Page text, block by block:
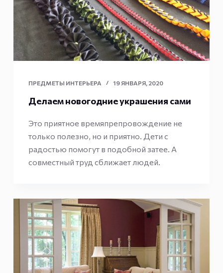
ПРЕДМЕТЫ ИНТЕРЬЕРА 19 ЯНВАРЯ, 2020
Делаем новогодние украшения сами
Это приятное времяпрепровождение не
только полезно, но и приятно. Дети с
радостью помогут в подобной затее. А
совместный труд сближает людей.